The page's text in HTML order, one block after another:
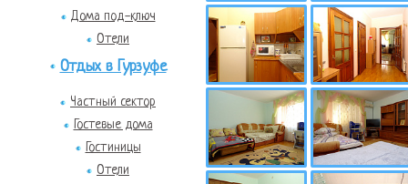
Дома под-ключ
Отели
Отдых в Гурзуфе
Частный сектор
Гостевые дома
Гостиницы
Отели